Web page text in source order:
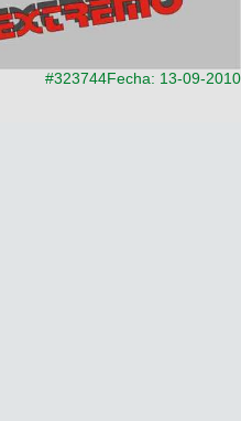
#323744Fecha: 13-09-2010